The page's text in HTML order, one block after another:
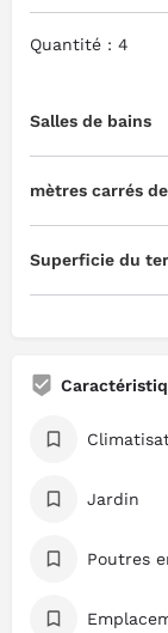
Quantité : 4
Salles de bains
mètres carrés
Superficie du
Jardin
Poutres